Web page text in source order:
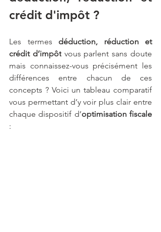
crédit d'impôt ?
Les termes déduction, réduction et
crédit d’impôt vous parlent sans doute
mais connaissez-vous précisément les
différences entre chacun de ces
concepts ? Voici un tableau comparatif
vous permettant d’y voir plus clair entre
chaque dispositif d’optimisation fiscale
: